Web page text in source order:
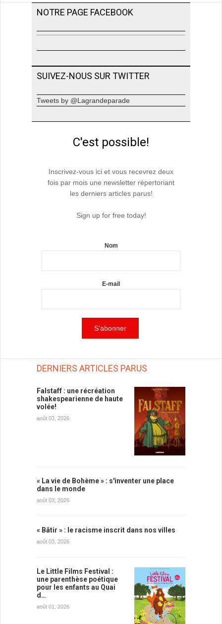
NOTRE PAGE FACEBOOK
SUIVEZ-NOUS SUR TWITTER
Tweets by @Lagrandeparade
C'est possible!
Inscrivez-vous ici et vous recevrez deux
fois par mois une newsletter répertoriant
les derniers articles parus!
Sign up for free today!
Nom
E-mail
DERNIERS ARTICLES PARUS
Falstaff : une récréation
shakespearienne de haute
volée!
août 03, 2026
« La vie de Bohème » : s'inventer une place
dans le monde
août 03, 2026
« Bâtir » : le racisme inscrit dans nos villes
août 03, 2026
Le Little Films Festival :
une parenthèse poétique
pour les enfants au Quai
d…
août 01, 2026